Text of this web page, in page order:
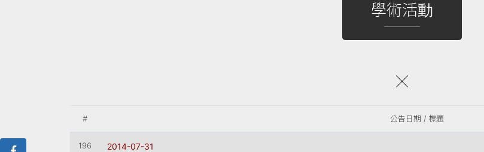
學術活動
# 公告日期 / 標題
196 2014-07-31